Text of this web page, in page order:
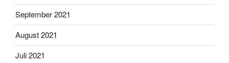
September 2021
August 2021
Juli 2021